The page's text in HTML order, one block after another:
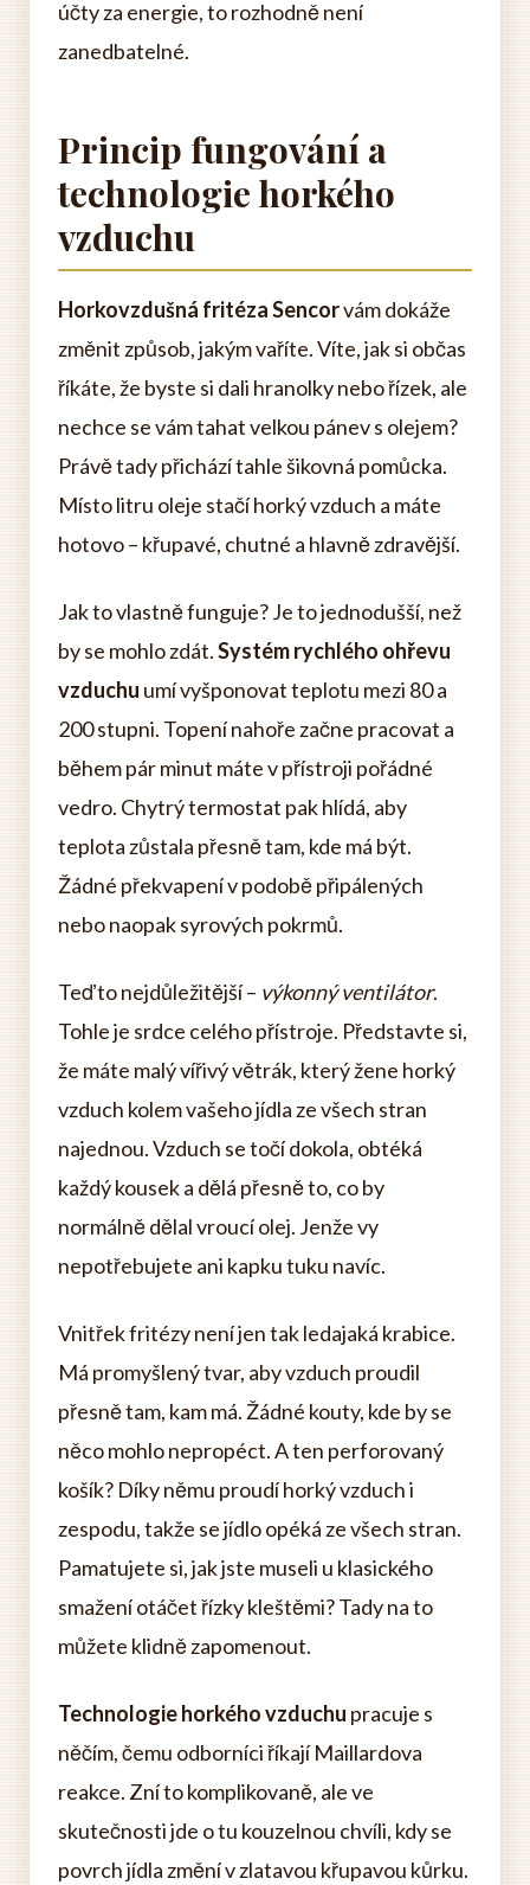
účty za energie, to rozhodně není
zanedbatelné.
Princip fungování a
technologie horkého
vzduchu
Horkovzdušná fritéza Sencorvám dokáže
změnit způsob, jakým vaříte. Víte, jak si občas
říkáte, že byste si dali hranolky nebo řízek, ale
nechce se vám tahat velkou pánev s olejem?
Právě tady přichází tahle šikovná pomůcka.
Místo litru oleje stačí horký vzduch a máte
hotovo – křupavé, chutné a hlavně zdravější.
Jak to vlastně funguje? Je to jednodušší, než
by se mohlo zdát.Systém rychlého ohřevu
vzduchu umí vyšponovat teplotu mezi 80 a
200 stupni. Topení nahoře začne pracovat a
během pár minut máte v přístroji pořádné
vedro. Chytrý termostat pak hlídá, aby
teplota zůstala přesně tam, kde má být.
Žádné překvapení v podobě připálených
nebo naopak syrových pokrmů.
Teď to nejdůležitější – výkonný ventilátor.
Tohle je srdce celého přístroje. Představte si,
že máte malý vířivý větrák, který žene horký
vzduch kolem vašeho jídla ze všech stran
najednou. Vzduch se točí dokola, obtéká
každý kousek a dělá přesně to, co by
normálně dělal vroucí olej. Jenže vy
nepotřebujete ani kapku tuku navíc.
Vnitřek fritézy není jen tak ledajaká krabice.
Má promyšlený tvar, aby vzduch proudil
přesně tam, kam má. Žádné kouty, kde by se
něco mohlo nepropéct. A ten perforovaný
košík? Díky němu proudí horký vzduch i
zespodu, takže se jídlo opéká ze všech stran.
Pamatujete si, jak jste museli u klasického
smažení otáčet řízky kleštěmi? Tady na to
můžete klidně zapomenout.
Technologie horkého vzduchu pracuje s
něčím, čemu odborníci říkají Maillardova
reakce. Zní to komplikovaně, ale ve
skutečnosti jde o tu kouzelnou chvíli, kdy se
povrch jídla změní v zlatavou křupavou kůrku.